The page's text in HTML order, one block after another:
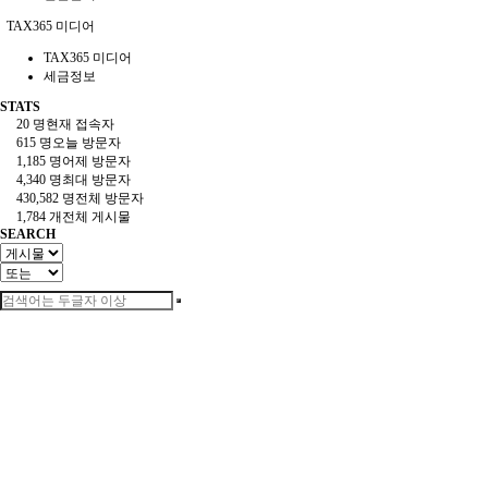
TAX365 미디어
TAX365 미디어
세금정보
STATS
20 명현재 접속자
615 명오늘 방문자
1,185 명어제 방문자
4,340 명최대 방문자
430,582 명전체 방문자
1,784 개 전체 게시물
SEARCH